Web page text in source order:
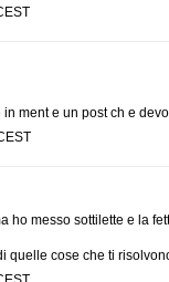
ment e un post ch e
ho messo sottilette e la
cose che ti risolvono